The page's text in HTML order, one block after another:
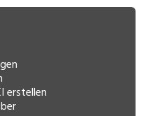
erstellen